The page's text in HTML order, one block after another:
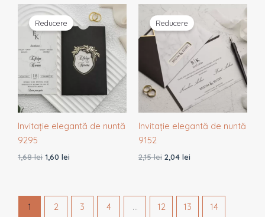
Reducere
Invitație elegantă de nuntă
9295
1,68lei
Prețul
inițial
a
fost:
1,68 lei.
1,60 lei
curent
este:
Reducere
Invitație elegantă de nuntă
9152
2,15lei
Prețul
inițial
a
2,15 lei.
2,04 lei
Prețul
curent
este:
2,04 lei.
1 2 3 4 … 12 13 14